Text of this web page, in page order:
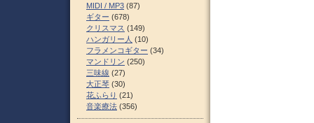
MIDI / MP3 (87)
ギター (678)
クリスマス (149)
ハンガリー人 (10)
フラメンコギター (34)
マンドリン (250)
三味線 (27)
大正琴 (30)
花ふらり (21)
音楽療法 (356)